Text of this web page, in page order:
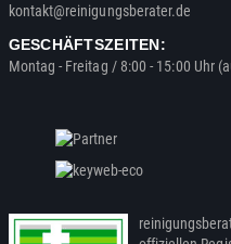
kontakt@reinigungsberater.de
GESCHÄFTSZEITEN:
Montag - Freitag / 8:00 - 15:00 Uhr